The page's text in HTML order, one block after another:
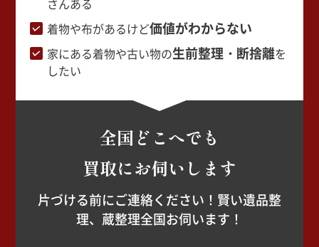
さんある
着物や布があるけど価値がわからない
家にある着物や古い物の生前整理・断捨離を
したい
全国どこへでも
買取にお伺いします
片づける前にご連絡ください！賢い遺品整
理、蔵整理全国お伺います！